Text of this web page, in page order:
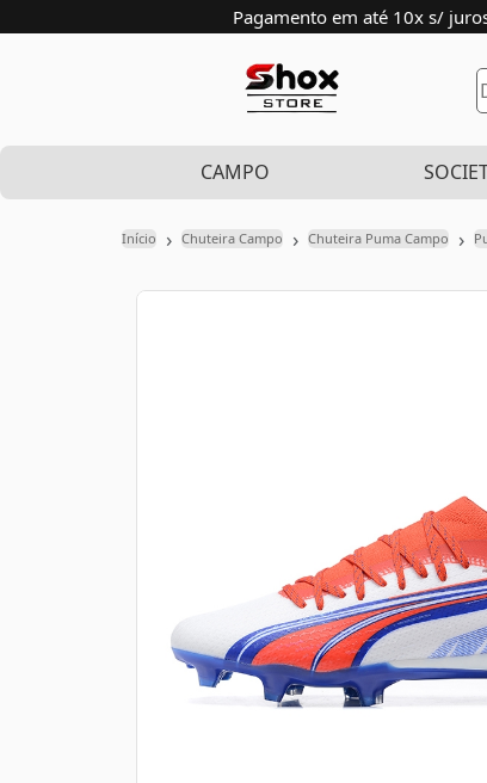
Pagamento em até 10x s/
CAMPO
Início › Chuteira Campo › Chuteira Puma Campo ›